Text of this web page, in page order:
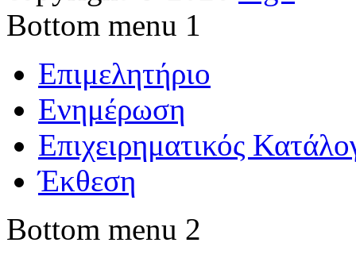
Bottom menu 1
Επιμελητήριο
Ενημέρωση
Επιχειρηματικός
Έκθεση
Bottom menu 2